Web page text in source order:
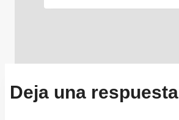
Deja una respuesta